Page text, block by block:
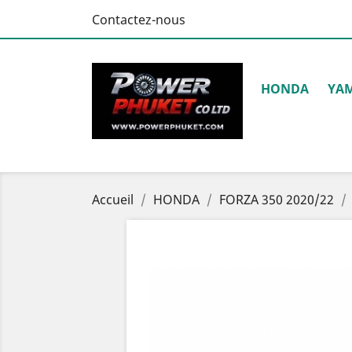
Contactez-nous
HONDA
Accueil HONDA FORZA 350 2020/22